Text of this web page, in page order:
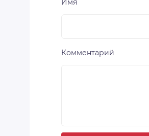
Имя
Комментарий